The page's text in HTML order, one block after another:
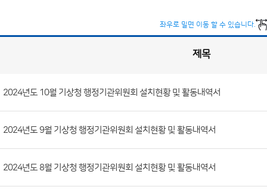
좌우로 밀면 이동 할 수 있습니다.
공
개
정
보
목
록
류,
첨
제목
2024년도 10월 기상청 행정기관위원회 설치현황 및 활동내역서
2024년도 9월 기상청 행정기관위원회 설치현황 및 활동내역서
2024년도 8월 기상청 행정기관위원회 설치현황 및 활동내역서